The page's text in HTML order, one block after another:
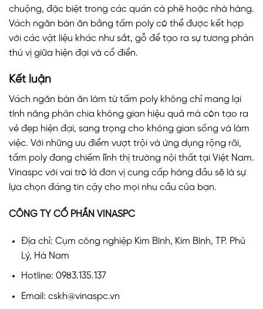
chuộng, đặc biệt trong các quán cà phê hoặc nhà hàng.
Vách ngăn bàn ăn bằng tấm poly có thể được kết hợp
với các vật liệu khác như sắt, gỗ để tạo ra sự tương phản
thú vị giữa hiện đại và cổ điển.
Kết luận
Vách ngăn bàn ăn làm từ tấm poly không chỉ mang lại
tính năng phân chia không gian hiệu quả mà còn tạo ra
vẻ đẹp hiện đại, sang trọng cho không gian sống và làm
việc. Với những ưu điểm vượt trội và ứng dụng rộng rãi,
tấm poly đang chiếm lĩnh thị trường nội thất tại Việt Nam.
Vinaspc với vai trò là đơn vị cung cấp hàng đầu sẽ là sự
lựa chọn đáng tin cậy cho mọi nhu cầu của bạn.
CÔNG TY CỔ PHẦN VINASPC
Địa chỉ: Cụm công nghiệp Kim Bình, Kim Bình, TP. Phủ
Lý, Hà Nam
Hotline: 0983.135.137
Email: cskh@vinaspc.vn